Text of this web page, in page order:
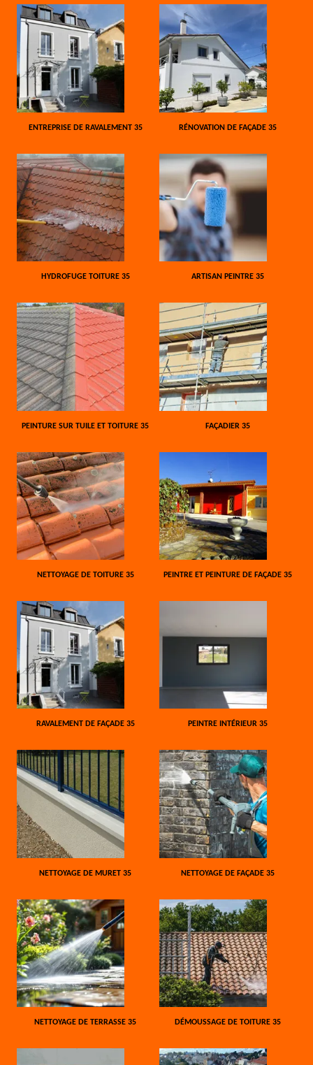
ENTREPRISE DE RAVALEMENT 35 RÉNOVATION DE FAÇADE 35
HYDROFUGE TOITURE 35 ARTISAN PEINTRE 35
PEINTURE SUR TUILE ET TOITURE 35 FAÇADIER 35
NETTOYAGE DE TOITURE 35 PEINTRE ET PEINTURE DE FAÇADE 35
RAVALEMENT DE FAÇADE 35 PEINTRE INTÉRIEUR 35
NETTOYAGE DE MURET 35 NETTOYAGE DE FAÇADE 35
NETTOYAGE DE TERRASSE 35 DÉMOUSSAGE DE TOITURE 35